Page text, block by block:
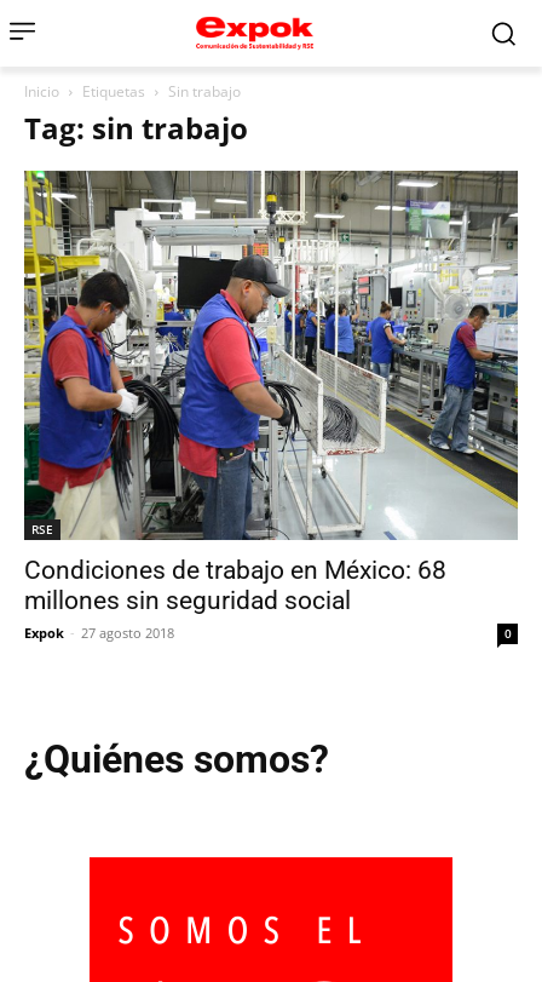
Inicio Etiquetas Sin trabajo
Tag: sin trabajo
RSE
Condiciones de trabajo en México: 68
millones sin seguridad social
Expok - 27 agosto 2018 0
¿Quiénes somos?